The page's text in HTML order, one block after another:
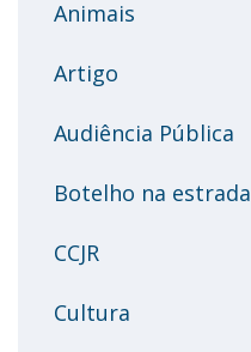
Animais
Artigo
Audiência Pública
Botelho na estrada
CCJR
Cultura